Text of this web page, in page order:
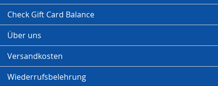
Check Gift Card Balance
Über uns
Versandkosten
Wiederrufsbelehrung